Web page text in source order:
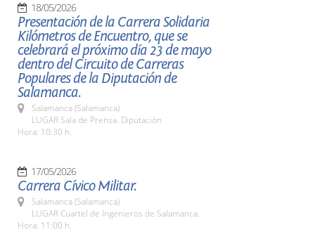
18/05/2026
Presentación de la Carrera Solidaria
Kilómetros de Encuentro, que se
celebrará el próximo día 23 de mayo
dentro del Circuito de Carreras
Populares de la Diputación de
Salamanca.
Salamanca (Salamanca)
LUGAR Sala de Prensa. Diputación
Hora: 10:30 h.
17/05/2026
Carrera Cívico Militar.
Salamanca (Salamanca)
LUGAR Cuartel de Ingenieros de Salamanca.
Hora: 11:00 h.